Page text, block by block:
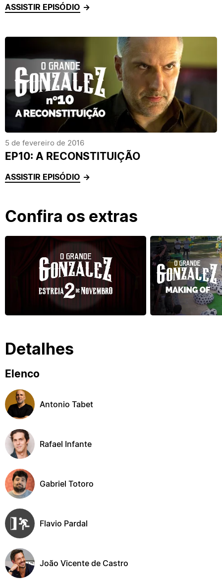
ASSISTIR EPISÓDIO
5 de fevereiro de 2016
EP10: A RECONSTITUIÇÃO
ASSISTIR EPISÓDIO
Confira os extras
Detalhes
Elenco
Antonio Tabet
Rafael Infante
Gabriel Totoro
Flavio Pardal
João Vicente de Castro